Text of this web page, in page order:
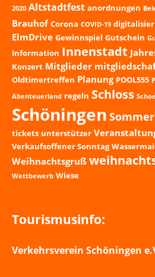
2020 Altstadtfest anordnungen
Brauhof Corona COVID-19
ElmDrive Gewinnspiel Gutschein
Information Innenstadt
Konzert Mitglieder
Oldtimertreffen Planung POOL555
Abenteuerland regeln Schloss
Schöningen
tickets unterstützer
Verkaufsoffener Sonntag
Weihnachtsgruß
Wettbewerb Wiese
Tourismusinfo:
Verkehrsverein Schöningen